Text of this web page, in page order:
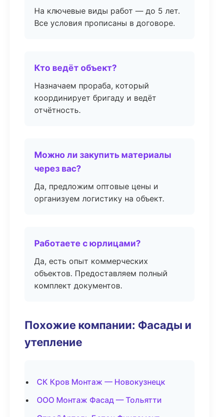
На ключевые виды работ — до 5 лет.
Все условия прописаны в договоре.
Кто ведёт объект?
Назначаем прораба, который
координирует бригаду и ведёт
отчётность.
Можно ли закупить материалы
через вас?
Да, предложим оптовые цены и
организуем логистику на объект.
Работаете с юрлицами?
Да, есть опыт коммерческих
объектов. Предоставляем полный
комплект документов.
Похожие компании: Фасады и
утепление
СК Кров Монтаж — Новокузнецк
ООО Монтаж Фасад — Тольятти